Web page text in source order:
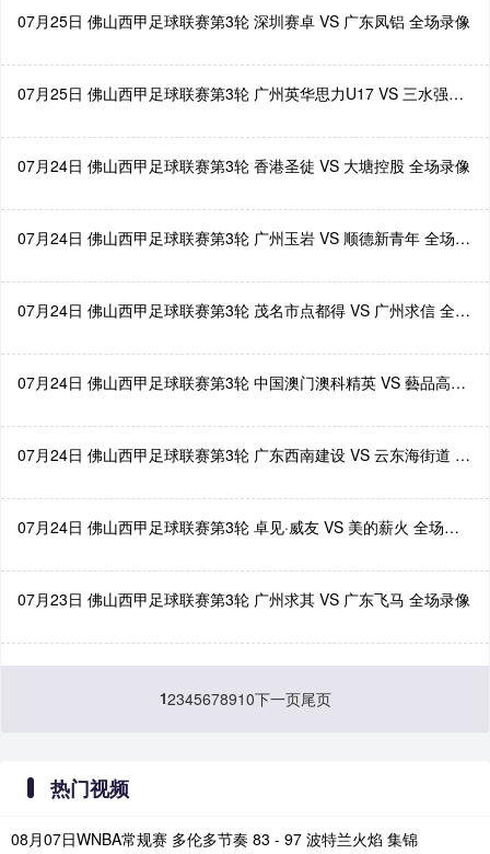
07月25日 佛山西甲足球联赛第3轮 深圳赛卓 VS 广东凤铝 全场录像
07月25日 佛山西甲足球联赛第3轮 广州英华思力U17 VS 三水强鸿轩青年 全场录像
07月24日 佛山西甲足球联赛第3轮 香港圣徒 VS 大塘控股 全场录像
07月24日 佛山西甲足球联赛第3轮 广州玉岩 VS 顺德新青年 全场录像
07月24日 佛山西甲足球联赛第3轮 茂名市点都得 VS 广州求信 全场录像
07月24日 佛山西甲足球联赛第3轮 中国澳门澳科精英 VS 藝品高國際 全场录像
07月24日 佛山西甲足球联赛第3轮 广东西南建设 VS 云东海街道 全场录像
07月24日 佛山西甲足球联赛第3轮 卓见·威友 VS 美的薪火 全场录像
07月23日 佛山西甲足球联赛第3轮 广州求其 VS 广东飞马 全场录像
12345678910下一页尾页
热门视频
08月07日WNBA常规赛 多伦多节奏 83 - 97 波特兰火焰 集锦